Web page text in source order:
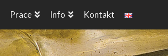
Prace Info Kontakt